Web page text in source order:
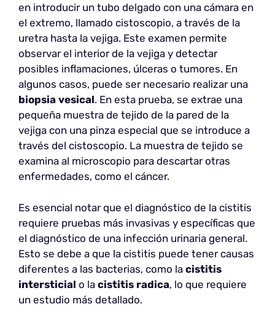
en introducir un tubo delgado con una cámara en
el extremo, llamado cistoscopio, a través de la
uretra hasta la vejiga. Este examen permite
observar el interior de la vejiga y detectar
posibles inflamaciones, úlceras o tumores. En
algunos casos, puede ser necesario realizar una
biopsia vesical. En esta prueba, se extrae una
pequeña muestra de tejido de la pared de la
vejiga con una pinza especial que se introduce a
través del cistoscopio. La muestra de tejido se
examina al microscopio para descartar otras
enfermedades, como el cáncer.
Es esencial notar que el diagnóstico de la cistitis
requiere pruebas más invasivas y específicas que
el diagnóstico de una infección urinaria general.
Esto se debe a que la cistitis puede tener causas
diferentes a las bacterias, como la cistitis
intersticial o la cistitis radica, lo que requiere
un estudio más detallado.